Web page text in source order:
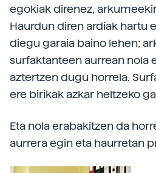
egokiak direnez,
Haurdun diren ardiak hartu
diegu garaia baino lehen;
surfaktanteen aurrean nola
aztertzen dugu horrela.
ere birikak azkar heltzeko
Eta nola erabakitzen da
aurrera egin eta haurretan